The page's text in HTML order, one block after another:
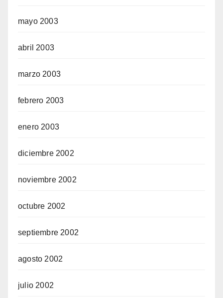
mayo 2003
abril 2003
marzo 2003
febrero 2003
enero 2003
diciembre 2002
noviembre 2002
octubre 2002
septiembre 2002
agosto 2002
julio 2002